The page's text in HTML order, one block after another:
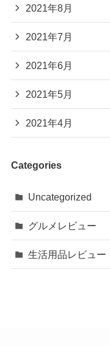
2021年8月
2021年7月
2021年6月
2021年5月
2021年4月
Categories
Uncategorized
グルメレビュー
生活用品レビュー